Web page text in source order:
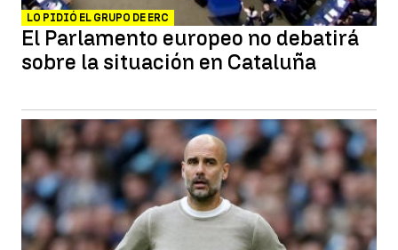
LO PIDIÓ EL GRUPO DE ERC
El Parlamento europeo no debatirá
sobre la situación en Cataluña